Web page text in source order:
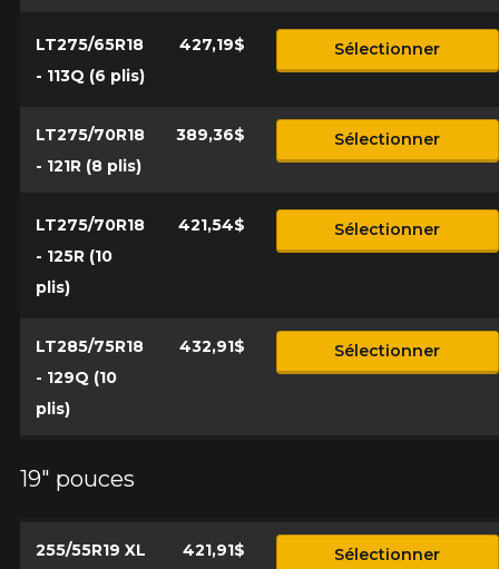
LT275/65R18
- 113Q (6 plis)
427,19$ Sélectionner
LT275/70R18
- 121R (8 plis)
389,36$ Sélectionner
LT275/70R18
- 125R (10
plis)
421,54$ Sélectionner
LT285/75R18
- 129Q (10
plis)
432,91$ Sélectionner
19" pouces
255/55R19 XL
421,91$ Sélectionner